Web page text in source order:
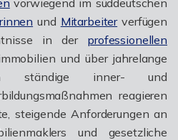
und Mitarbeiterverfügen
in der professionellen
und über jahrelange
ständige inner- und
reagieren
steigende Anforderungen an
und gesetzliche